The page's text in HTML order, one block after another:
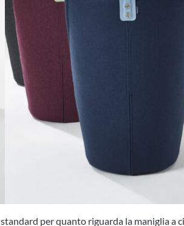
per quanto riguarda la maniglia a